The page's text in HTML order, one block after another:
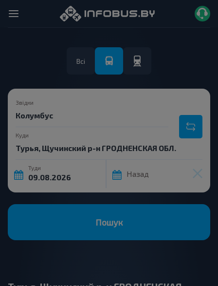
Всі
Звідки
Куди
Туди
Назад
Пошук